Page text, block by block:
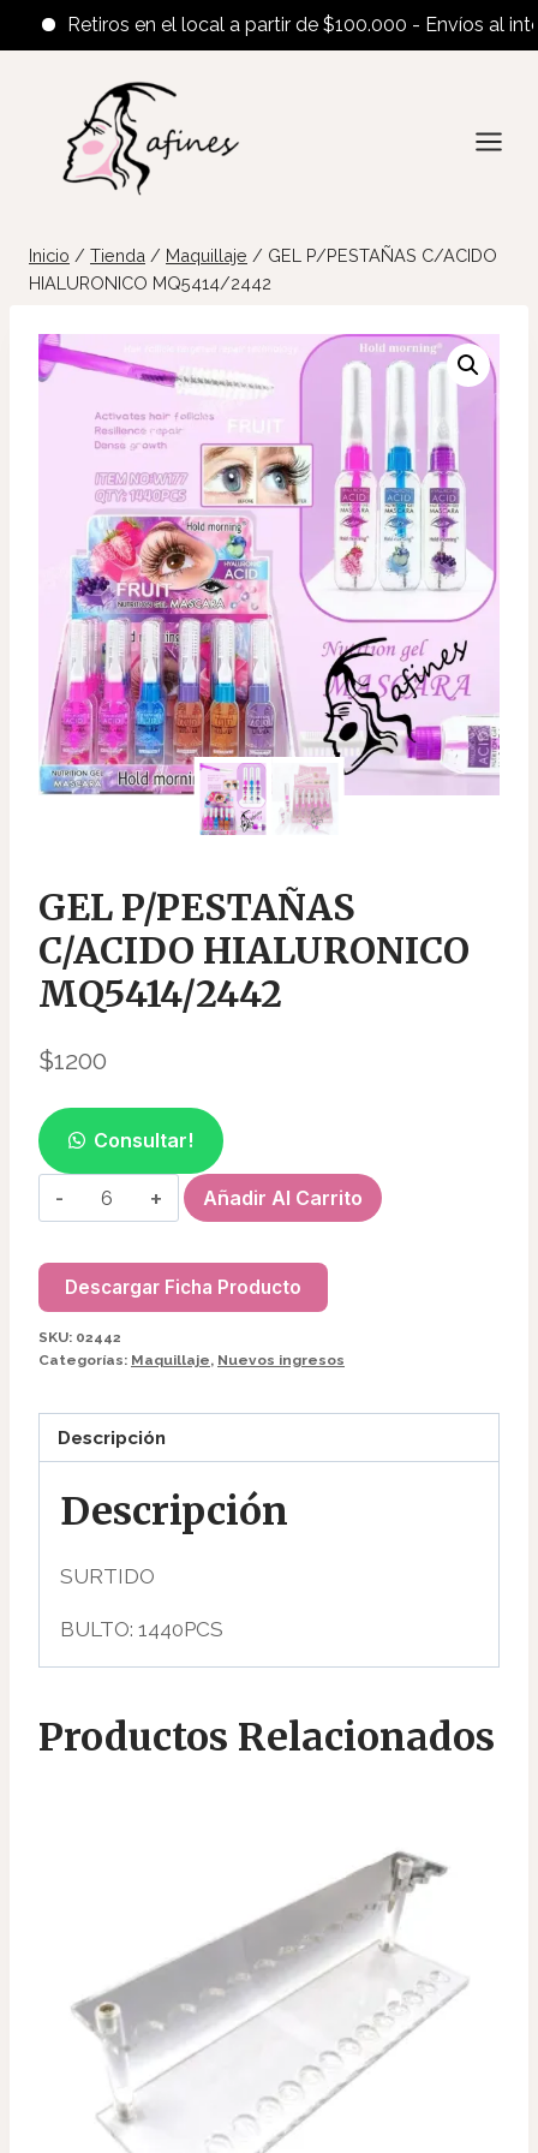
Retiros en el local a partir de $100.000 - Envíos al
contenido
Inicio / Tienda / Maquillaje / GEL P/PESTAÑAS C/ACIDO
HIALURONICO MQ5414/2442
GEL P/PESTAÑAS
C/ACIDO HIALURONICO
MQ5414/2442
$1200
Consultar!
GEL
P/PESTAÑAS
HIALURONICO
MQ5414/2442
cantidad
Añadir Al Carrito
Descargar Ficha Producto
SKU: 02442
Categorías: Maquillaje, Nuevos ingresos
Descripción
Descripción
SURTIDO
BULTO: 1440PCS
Productos Relacionados